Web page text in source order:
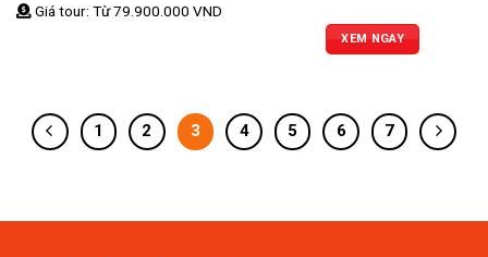
Giá tour: Từ 79.900.000 VND
XEM NGAY
1 2 3 4 5 6 7